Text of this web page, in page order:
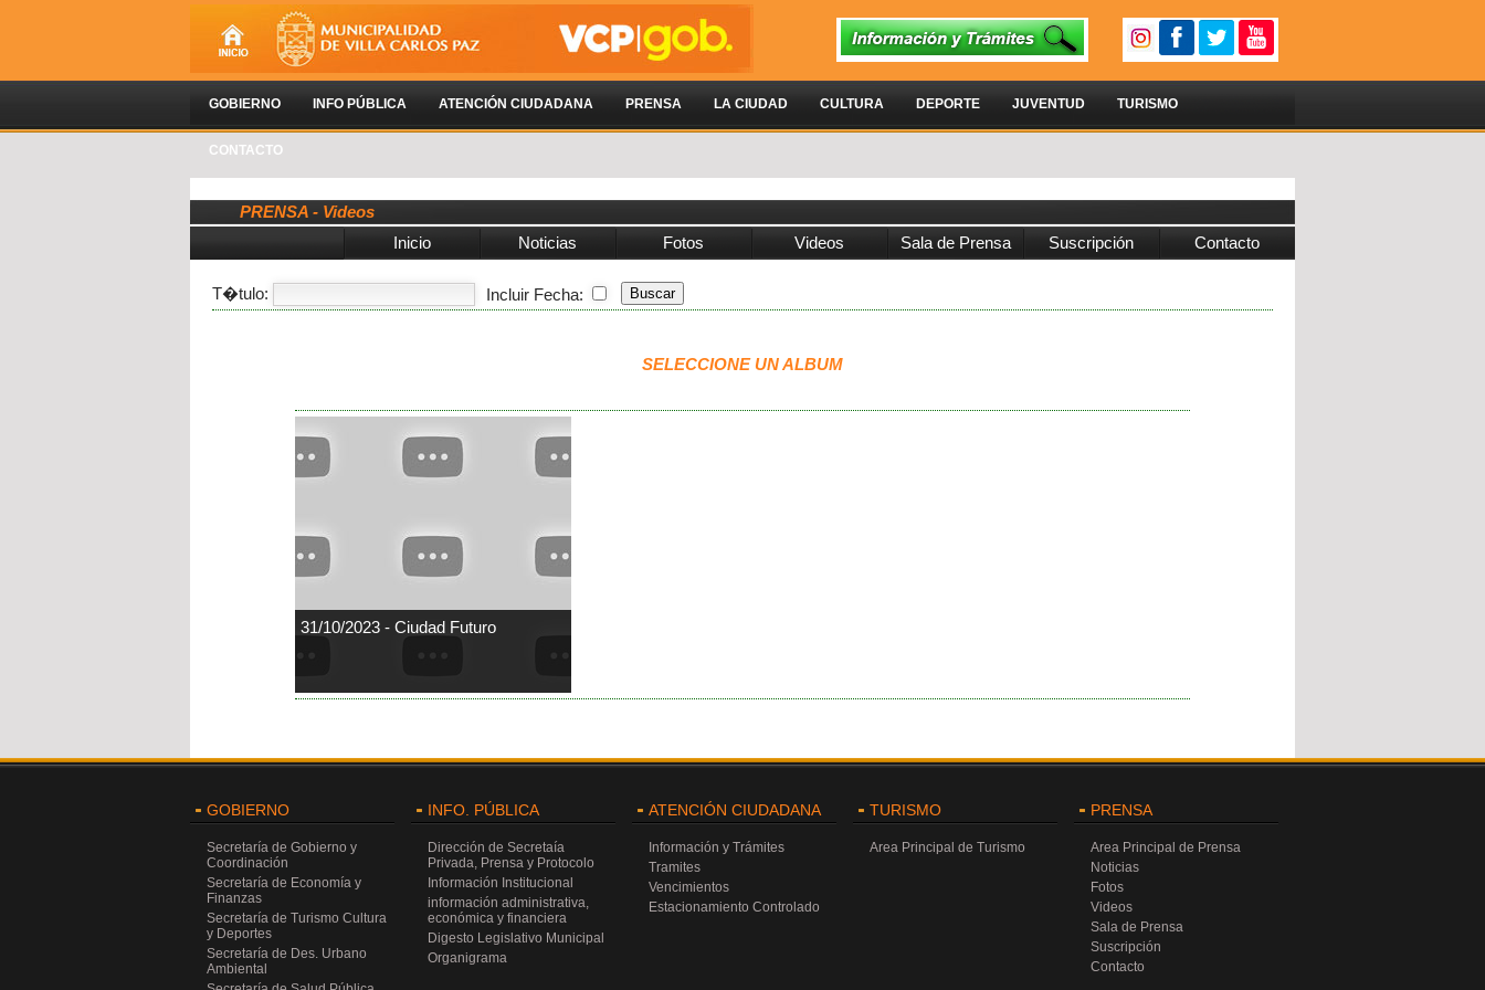
GOBIERNO INFO PÚBLICA ATENCIÓN CIUDADANA PRENSA LA CIUDAD CULTURA DEPORTE JUVENTUD TURISMO
CONTACTO
PRENSA - Videos
Inicio
Noticias Fotos Videos Sala de Prensa Suscripción Contacto
T�tulo: Incluir Fecha:
SELECCIONE UN ALBUM
31/10/2023 - Ciudad Futuro
GOBIERNO
Secretaría de Gobierno y
Coordinación
Secretaría de Economía y
Finanzas
Secretaría de Turismo Cultura
y Deportes
Secretaría de Des. Urbano
Ambiental
INFO. PÚBLICA
Dirección de Secretaía
Privada, Prensa y Protocolo
Información Institucional
información administrativa,
económica y financiera
Digesto Legislativo Municipal
Organigrama
ATENCIÓN CIUDADANA
Información y Trámites
Tramites
Vencimientos
Estacionamiento Controlado
TURISMO
Area Principal de Turismo
PRENSA
Area Principal de Prensa
Noticias
Fotos
Videos
Sala de Prensa
Suscripción
Contacto